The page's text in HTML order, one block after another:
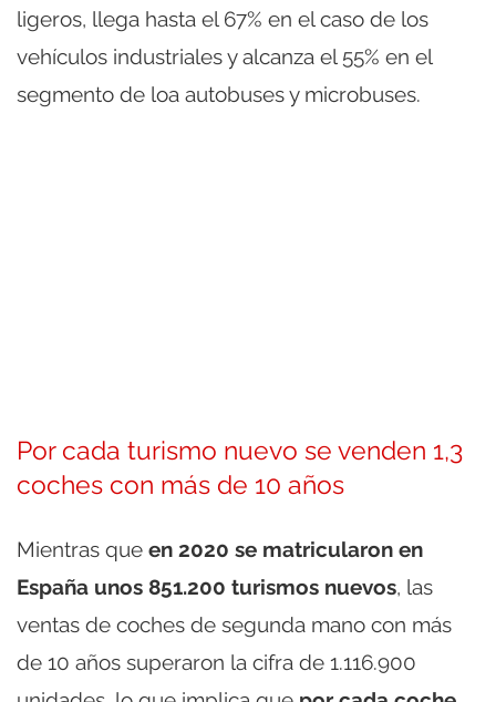
ligeros, llega hasta el 67% en el caso de los
vehículos industriales y alcanza el 55% en el
segmento de loa autobuses y microbuses.
Por cada turismo nuevo se venden 1,3
coches con más de 10 años
Mientras que en 2020 se matricularon en
España unos 851.200 turismos nuevos, las
ventas de coches de segunda mano con más
de 10 años superaron la cifra de 1.116.900